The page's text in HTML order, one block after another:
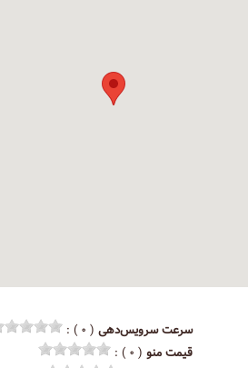
سرعت سرویس‌دهی ( ۰ ) :
قیمت منو ( ۰ ) :